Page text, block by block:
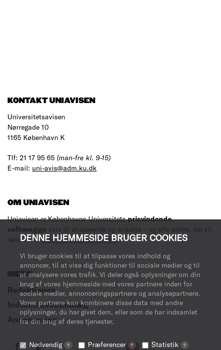
DENNE HJEMMESIDE BRUGER COOKIES
Vi bruger cookies til at tilpasse vores indhold og
annoncer, til at vise dig funktioner til sociale medier og til
at analysere vores trafik. Vi deler også oplysninger om din
brug af vores hjemmeside med vores partnere inden for
sociale medier, annonceringspartnere og analysepartnere.
Vores partnere kan kombinere disse data med andre
oplysninger, du har givet dem, eller som de har indsamlet
fra din brug af deres tjenester.
Nødvendig ? Præferencer ? Statistik ?
KONTAKT UNIAVISEN
Universitetsavisen
Nørregade 10
1165 København K
Tlf: 21 17 95 65 (man-fre kl. 9-15)
E-mail: uni-avis@adm.ku.dk
OM UNIAVISEN
Uniavisen er Københavns Universitetsprisvindende,
uafhængige avis til studerende og ansatte – og alle andre, der vil
læse med.Læs mere om avisen her.
MERE
Redaktionen
Indsend debatindlæg
Annoncering